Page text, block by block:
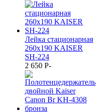
Лейка стационарная
260x190 KAISER
SH-224
2 650 P-